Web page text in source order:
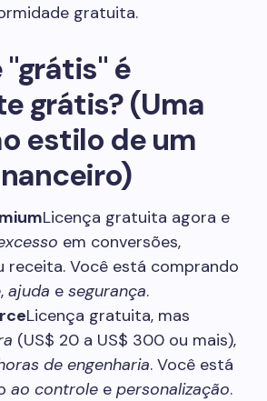
gratuita.
"grátis" é
grátis? (Uma
estilo de um
Licença gratuita agora e
em conversões,
receita. Você está comprando
, ajuda e segurança.
Licença gratuita, mas
(US$ 20 a US$ 300 ou mais),
de engenharia. Você está
ao controle e personalização.